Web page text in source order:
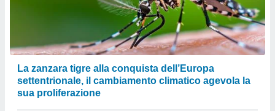
La zanzara tigre alla conquista dell’Europa
settentrionale, il cambiamento climatico agevola la
sua proliferazione